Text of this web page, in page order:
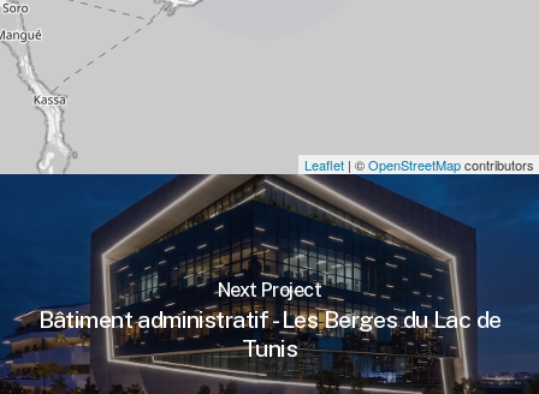
Leaflet | ©OpenStreetMapcontributors
Next Project
Bâtiment administratif - Les Berges du Lac de
Tunis